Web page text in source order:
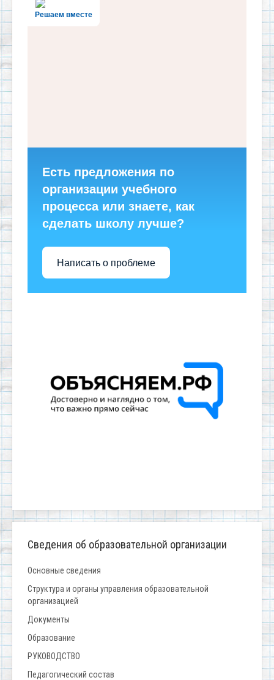
Решаем вместе
Есть предложения по
организации учебного
процесса или знаете, как
сделать школу лучше?
Написать о проблеме
Сведения об образовательной организации
Основные сведения
Структура и органы управления образовательной
организацией
Документы
Образование
РУКОВОДСТВО
Педагогический состав